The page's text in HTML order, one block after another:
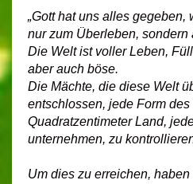
„Gott hat uns alles gegeben,
nur zum Überleben, sondern
Die Welt ist voller Leben,
aber auch böse.
Die Mächte, die diese Welt
entschlossen, jede Form
Quadratzentimeter Land,
unternehmen, zu
Um dies zu erreichen, haben